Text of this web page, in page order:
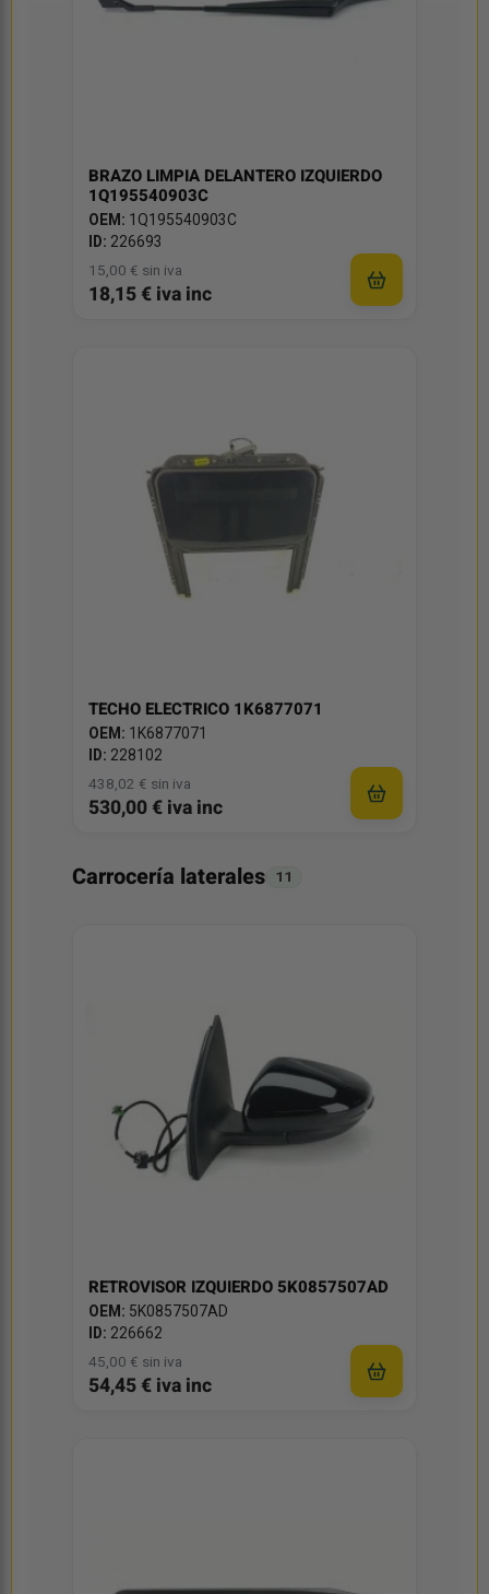
BRAZO LIMPIA DELANTERO IZQUIERDO
1Q195540903C
OEM: 1Q195540903C
ID: 226693
15,00 € sin iva
18,15 € iva inc
TECHO ELECTRICO 1K6877071
OEM: 1K6877071
ID: 228102
438,02 € sin iva
530,00 € iva inc
Carrocería laterales 11
RETROVISOR IZQUIERDO 5K0857507AD
OEM: 5K0857507AD
ID: 226662
45,00 € sin iva
54,45 € iva inc